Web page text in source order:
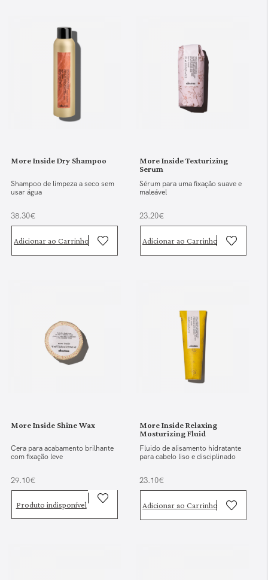
More Inside Dry Shampoo
Shampoo de limpeza a seco sem
usar água
38.30€
Adicionar ao Carrinho
More Inside Texturizing
Serum
Sérum para uma fixação suave e
maleável
23.20€
Adicionar ao Carrinho
More Inside Shine Wax
Cera para acabamento brilhante
com fixação leve
29.10€
Produto indisponível
More Inside Relaxing
Mosturizing Fluid
Fluido de alisamento hidratante
para cabelo liso e disciplinado
23.10€
Adicionar ao Carrinho